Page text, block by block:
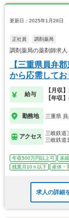
更新日：2025年1月28日
正社員 調剤薬局
調剤薬局の薬剤師求
【三重県員弁
から応需してお
給与
【月収
【年収
勤務地 三重県
アクセス
三岐鉄道
三岐鉄道
年収500万円以上可 未
残業月10ｈ以下
産休・
求人の詳細